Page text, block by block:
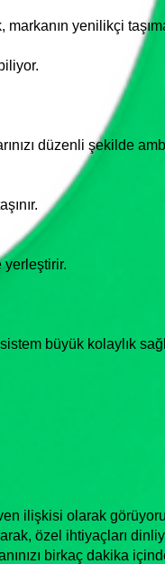
yenilikçi
düzenli şekilde
yerleştirir.
büyük kolaylık
ilişkisi olarak
özel ihtiyaçları
birkaç dakika